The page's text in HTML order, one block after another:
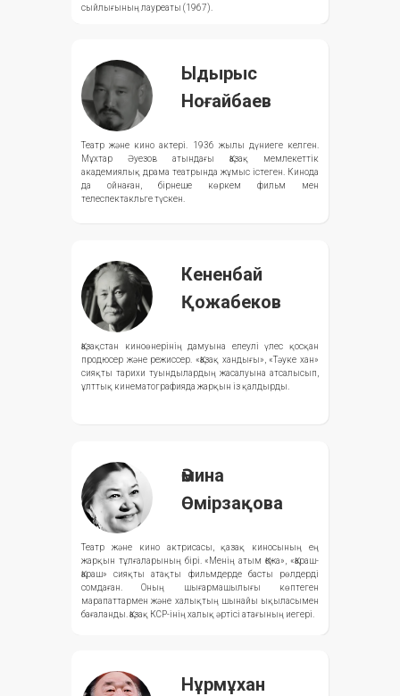
сыйлығының лауреаты (1967).
Ыдырыс
Ноғайбаев
Театр және кино актері. 1936 жылы дүниеге келген.
Мұхтар Әуезов атындағы Қазақ мемлекеттік
академиялық драма театрында жұмыс істеген. Кинода
да ойнаған, бірнеше көркем фильм мен
телеспектакльге түскен.
Кененбай
Қожабеков
Қазақстан киноөнерінің дамуына елеулі үлес қосқан
продюсер және режиссер. «Қазақ хандығы», «Тәуке хан»
сияқты тарихи туындылардың жасалуына атсалысып,
ұлттық кинематографияда жарқын із қалдырды.
Әмина
Өмірзақова
Театр және кино актрисасы, қазақ киносының ең
жарқын тұлғаларының бірі. «Менің атым Қожа», «Қараш-
Қараш» сияқты атақты фильмдерде басты рөлдерді
сомдаған. Оның шығармашылығы көптеген
марапаттармен және халықтың шынайы ықыласымен
бағаланды. Қазақ КСР-інің халық әртісі атағының иегері.
Нұрмұхан